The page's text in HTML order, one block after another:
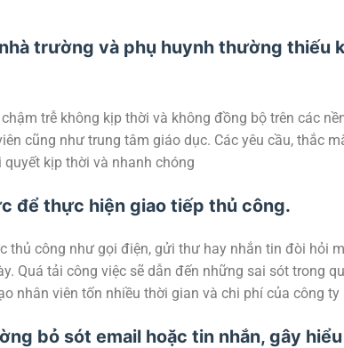
trường và phụ huynh thường thiếu
trễ không kịp thời và không đồng bộ trên các
cũng như trung tâm giáo dục. Các yêu cầu, thắc
kịp thời và nhanh chóng
để thực hiện giao tiếp thủ công.
thủ công như gọi điện, gửi thư hay nhắn tin đòi hỏi
Quá tải công việc sẽ dẫn đến những sai sót trong
nhân viên tốn nhiều thời gian và chi phí của công ty
bỏ sót email hoặc tin nhắn, gây